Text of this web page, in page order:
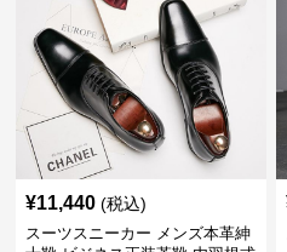
¥11,440 (税込)
スーツスニーカー メンズ本革紳